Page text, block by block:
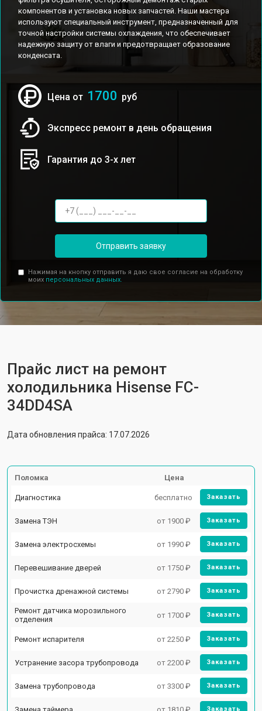
компонентов и установка новых запчастей. Наши мастера
используют специальный инструмент, предназначенный для
точной настройки системы охлаждения, что обеспечивает
надежную защиту от влаги и предотвращает образование
конденсата.
Цена от 1700 руб
Экспресс ремонт в день обращения
Гарантия до 3-х лет
Отправить заявку
Нажимая на кнопку отправить я даю свое согласие на обработку
моих персональных данных.
Прайс лист на ремонт
холодильника Hisense FC-
34DD4SA
Дата обновления прайса: 17.07.2026
Поломка Цена
Диагностика бесплатно Заказать
Замена ТЭН от 1900 ₽ Заказать
Замена электросхемы от 1990 ₽ Заказать
Перевешивание дверей от 1750 ₽ Заказать
Прочистка дренажной системы от 2790 ₽ Заказать
Ремонт датчика морозильного
отделения
от 1700 ₽ Заказать
Ремонт испарителя от 2250 ₽ Заказать
Устранение засора трубопровода от 2200 ₽ Заказать
Замена трубопровода от 3300 ₽ Заказать
Замена таймера от 1810 ₽ Заказать